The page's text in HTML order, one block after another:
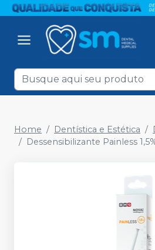
Home Dentística e Estética
Dessensibilizante Painless